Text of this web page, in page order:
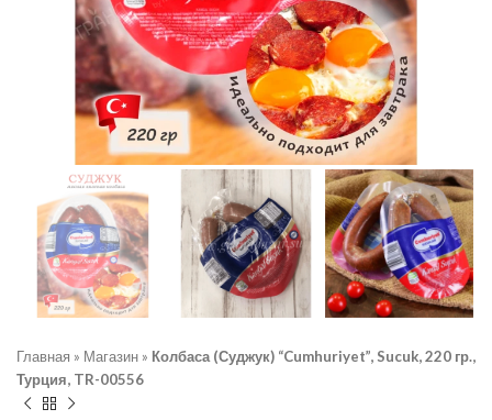
Главная » Магазин » Колбаса (Суджук) “Cumhuriyet”, Sucuk, 220 гр.,
Турция, TR-00556